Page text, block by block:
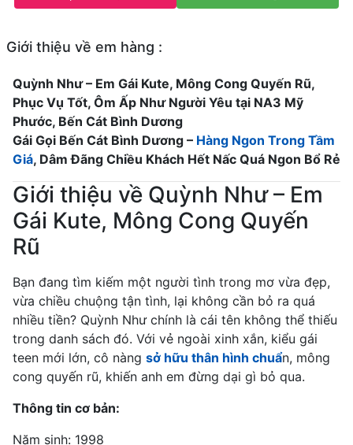
Giới thiệu về em hàng :
Quỳnh Như – Em Gái Kute, Mông Cong Quyến Rũ,
Phục Vụ Tốt, Ôm Ấp Như Người Yêu tại NA3 Mỹ
Phước, Bến Cát Bình Dương
Gái Gọi Bến Cát Bình Dương – Hàng Ngon Trong Tầm
Giá, Dâm Đãng Chiều Khách Hết Nấc Quá Ngon Bổ Rẻ
Giới thiệu về Quỳnh Như – Em
Gái Kute, Mông Cong Quyến
Rũ
Bạn đang tìm kiếm một người tình trong mơ vừa đẹp,
vừa chiều chuộng tận tình, lại không cần bỏ ra quá
nhiều tiền? Quỳnh Như chính là cái tên không thể thiếu
trong danh sách đó. Với vẻ ngoài xinh xắn, kiểu gái
teen mới lớn, cô nàng sở hữu thân hình chuẩn, mông
cong quyến rũ, khiến anh em đừng dại gì bỏ qua.
Thông tin cơ bản:
Năm sinh: 1998